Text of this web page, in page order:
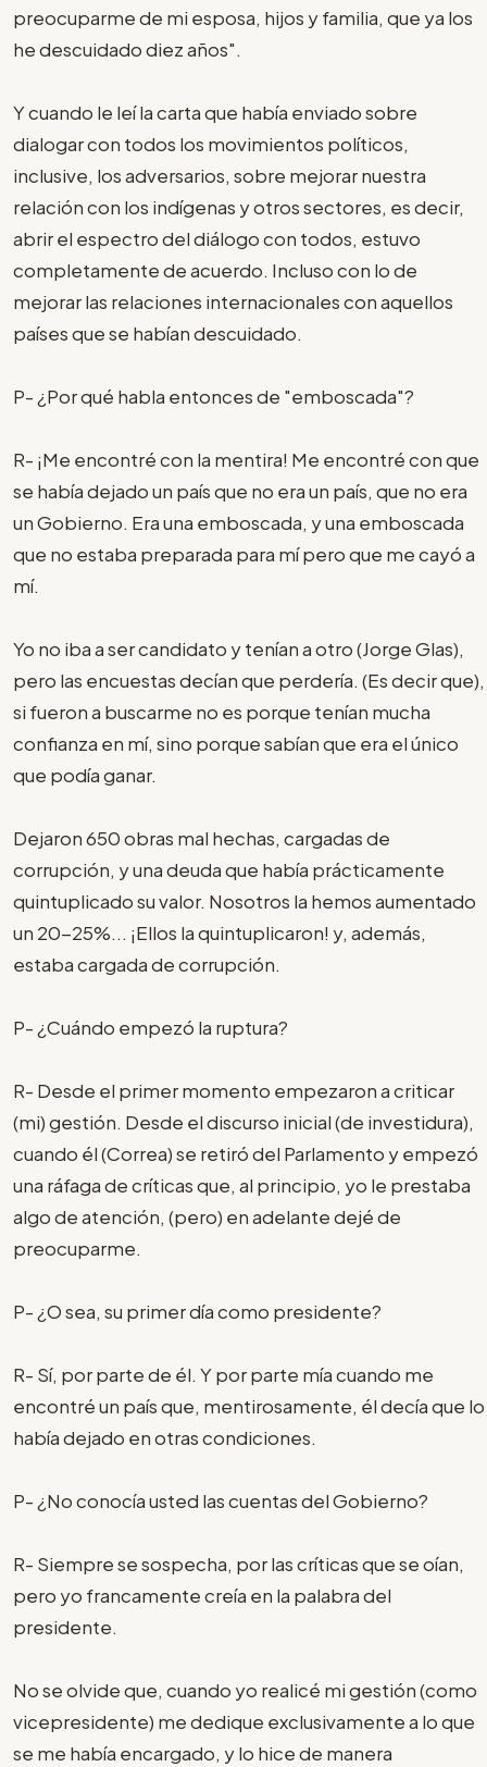
preocuparme de mi esposa, hijos y familia, que ya los
he descuidado diez años".
Y cuando le leí la carta que había enviado sobre
dialogar con todos los movimientos políticos,
inclusive, los adversarios, sobre mejorar nuestra
relación con los indígenas y otros sectores, es decir,
abrir el espectro del diálogo con todos, estuvo
completamente de acuerdo. Incluso con lo de
mejorar las relaciones internacionales con aquellos
países que se habían descuidado.
P- ¿Por qué habla entonces de "emboscada"?
R- ¡Me encontré con la mentira! Me encontré con que
se había dejado un país que no era un país, que no era
un Gobierno. Era una emboscada, y una emboscada
que no estaba preparada para mí pero que me cayó a
mí.
Yo no iba a ser candidato y tenían a otro (Jorge Glas),
pero las encuestas decían que perdería. (Es decir que),
si fueron a buscarme no es porque tenían mucha
confianza en mí, sino porque sabían que era el único
que podía ganar.
Dejaron 650 obras mal hechas, cargadas de
corrupción, y una deuda que había prácticamente
quintuplicado su valor. Nosotros la hemos aumentado
un 20-25%... ¡Ellos la quintuplicaron! y, además,
estaba cargada de corrupción.
P- ¿Cuándo empezó la ruptura?
R- Desde el primer momento empezaron a criticar
(mi) gestión. Desde el discurso inicial (de investidura),
cuando él (Correa) se retiró del Parlamento y empezó
una ráfaga de críticas que, al principio, yo le prestaba
algo de atención, (pero) en adelante dejé de
preocuparme.
P- ¿O sea, su primer día como presidente?
R- Sí, por parte de él. Y por parte mía cuando me
encontré un país que, mentirosamente, él decía que lo
había dejado en otras condiciones.
P- ¿No conocía usted las cuentas del Gobierno?
R- Siempre se sospecha, por las críticas que se oían,
pero yo francamente creía en la palabra del
presidente.
No se olvide que, cuando yo realicé mi gestión (como
vicepresidente) me dedique exclusivamente a lo que
se me había encargado, y lo hice de manera